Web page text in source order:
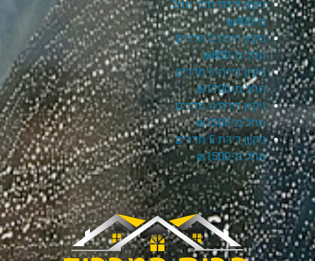
ניקיון דירת חדר החל
מ-₪400
ניקיון דירת 2 חדרים
החל מ-₪800
ניקיון דירת 3 חדרים
החל מ-₪1100
ניקיון דירת 4 חדרים
החל מ-₪1300
ניקיון דירת 5 חדרים
החל מ-₪1500